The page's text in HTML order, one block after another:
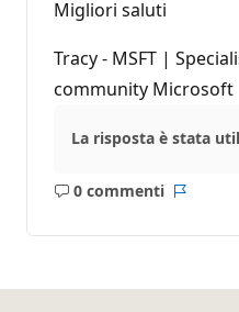
Migliori saluti
Tracy - MSFT |
community Microsoft
La risposta è stata
0 commenti
Nessun